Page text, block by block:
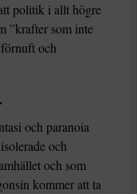
politik i allt högre
”krafter som inte
och
och paranoia
och
och som
kommer att ta